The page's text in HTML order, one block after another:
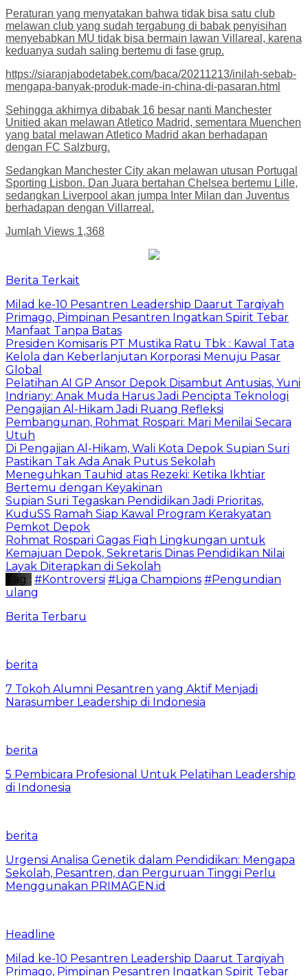
Peraturan yang menyatakan bahwa tidak bisa satu club
melawan club yang sudah tergabung di babak penyisihan
menyebabkan MU tidak bisa bermain lawan Villareal, karena
keduanya sudah saling bertemu di fase grup.
https://siaranjabodetabek.com/baca/20211213/inilah-sebab-
mengapa-banyak-produk-made-in-china-di-pasaran.html
Sehingga akhirnya dibabak 16 besar nanti Manchester
Unitied akan melawan Atletico Madrid, sementara Muenchen
yang batal melawan Atletico Madrid akan berhadapan
dengan FC Salzburg.
Sedangkan Manchester City akan melawan utusan Portugal
Sporting Lisbon. Dan Juara bertahan Chelsea bertemu Lille,
sedangkan Liverpool akan jumpa Inter Milan dan Juventus
berhadapan dengan Villarreal.
Jumlah Views 1,368
Berita Terkait
Milad ke-10 Pesantren Leadership Daarut Tarqiyah
Primago, Pimpinan Pesantren Ingatkan Spirit Tebar
Manfaat Tanpa Batas
Presiden Komisaris PT Mustika Ratu Tbk : Kawal Tata
Kelola dan Keberlanjutan Korporasi Menuju Pasar
Global
Pelatihan AI GP Ansor Depok Disambut Antusias, Yuni
Indriany: Anak Muda Harus Jadi Pencipta Teknologi
Pengajian Al-Hikam Jadi Ruang Refleksi
Pembangunan, Rohmat Rospari: Mari Menilai Secara
Utuh
Di Pengajian Al-Hikam, Wali Kota Depok Supian Suri
Pastikan Tak Ada Anak Putus Sekolah
Meneguhkan Tauhid atas Rezeki: Ketika Ikhtiar
Bertemu dengan Keyakinan
Supian Suri Tegaskan Pendidikan Jadi Prioritas,
KuduSS Ramah Siap Kawal Program Kerakyatan
Pemkot Depok
Rohmat Rospari Gagas Fiqh Lingkungan untuk
Kemajuan Depok, Sekretaris Dinas Pendidikan Nilai
Layak Diterapkan di Sekolah
Tag : #Kontroversi #Liga Champions #Pengundian
ulang
Berita Terbaru
berita
7 Tokoh Alumni Pesantren yang Aktif Menjadi
Narasumber Leadership di Indonesia
berita
5 Pembicara Profesional Untuk Pelatihan Leadership
di Indonesia
berita
Urgensi Analisa Genetik dalam Pendidikan: Mengapa
Sekolah, Pesantren, dan Perguruan Tinggi Perlu
Menggunakan PRIMAGEN.id
Headline
Milad ke-10 Pesantren Leadership Daarut Tarqiyah
Primago, Pimpinan Pesantren Ingatkan Spirit Tebar